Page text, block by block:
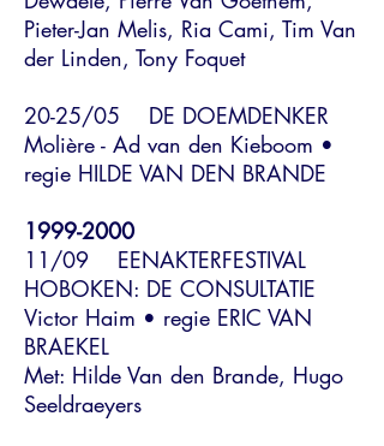
Pieter-Jan Melis, Ria Cami, Tim Van
der Linden, Tony Foquet
20-25/05 DE DOEMDENKER
Molière - Ad van den Kieboom •
regie HILDE VAN DEN BRANDE
1999-2000
11/09 EENAKTERFESTIVAL
HOBOKEN: DE CONSULTATIE
Victor Haim • regie ERIC VAN
BRAEKEL
Met: Hilde Van den Brande, Hugo
Seeldraeyers